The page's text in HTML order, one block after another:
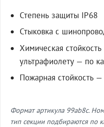
Степень защиты IP68
Стыковка с
Химическая
ультрафиолету — по
Пожарная стойкость
Формат артикула 99ab8c.
тип секции подбираются по